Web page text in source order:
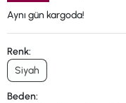
Aynı gün kargoda!
Renk:
Siyah
Beden: